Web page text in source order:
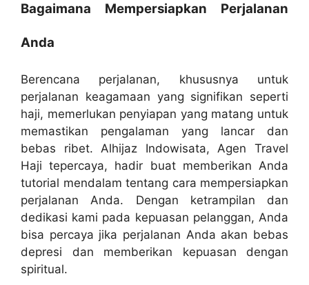
Bagaimana Mempersiapkan Perjalanan
Anda
Berencana perjalanan, khususnya untuk
perjalanan keagamaan yang signifikan seperti
haji, memerlukan penyiapan yang matang untuk
memastikan pengalaman yang lancar dan
bebas ribet. Alhijaz Indowisata, Agen Travel
Haji tepercaya, hadir buat memberikan Anda
tutorial mendalam tentang cara mempersiapkan
perjalanan Anda. Dengan ketrampilan dan
dedikasi kami pada kepuasan pelanggan, Anda
bisa percaya jika perjalanan Anda akan bebas
depresi dan memberikan kepuasan dengan
spiritual.